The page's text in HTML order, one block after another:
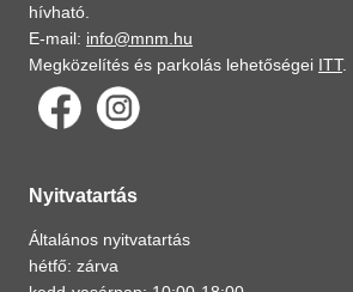
hívható.
E-mail: info@mnm.hu
Megközelítés és parkolás lehetőségei ITT.
Nyitvatartás
Általános nyitvatartás
hétfő: zárva